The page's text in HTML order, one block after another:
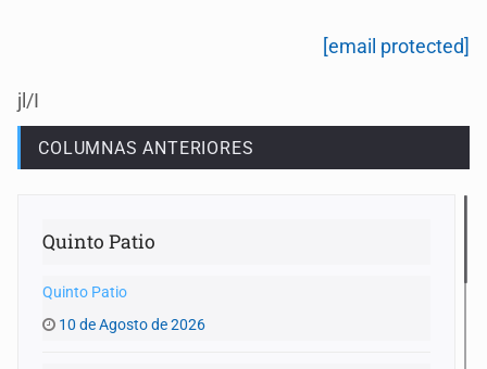
[email protected]
jl/I
COLUMNAS ANTERIORES
Quinto Patio
Quinto Patio
10 de Agosto de 2026